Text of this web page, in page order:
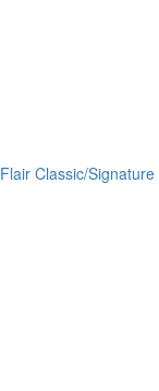
Flair Classic/Signature